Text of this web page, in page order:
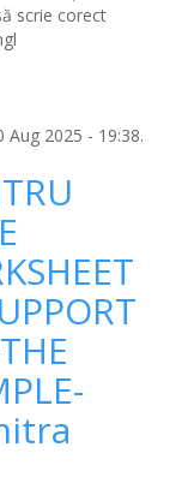
scrie corect
Aug 2025 - 19:38.